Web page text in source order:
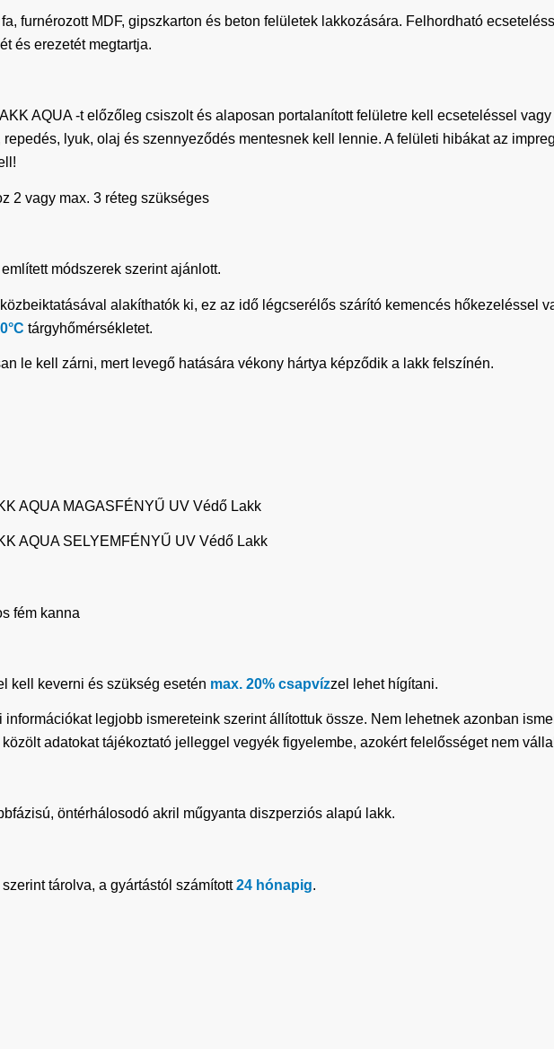
furnérozott MDF, gipszkarton és beton felületek lakkozására. Felhordható
és erezetét megtartja.
AQUA -t előzőleg csiszolt és alaposan portalanított felületre kell ecseteléssel
lyuk, olaj és szennyeződés mentesnek kell lennie. A felületi hibákat az
2 vagy max. 3 réteg szükséges
módszerek szerint ajánlott.
alakíthatók ki, ez az idő légcserélős szárító kemencés hőkezeléssel
tárgyhőmérsékletet.
le kell zárni, mert levegő hatására vékony hártya képződik a lakk felszínén.
AQUA MAGASFÉNYŰ UV Védő Lakk
AQUA SELYEMFÉNYŰ UV Védő Lakk
fém kanna
kell keverni és szükség esetén max. 20% csapvízzel lehet hígítani.
információkat legjobb ismereteink szerint állítottuk össze. Nem lehetnek azonban
adatokat tájékoztató jelleggel vegyék figyelembe, azokért felelősséget nem
öntérhálosodó akril műgyanta diszperziós alapú lakk.
tárolva, a gyártástól számított24 hónapig.